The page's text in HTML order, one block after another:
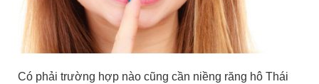
Có phải trường hợp nào cũng cần niềng răng hô Thái